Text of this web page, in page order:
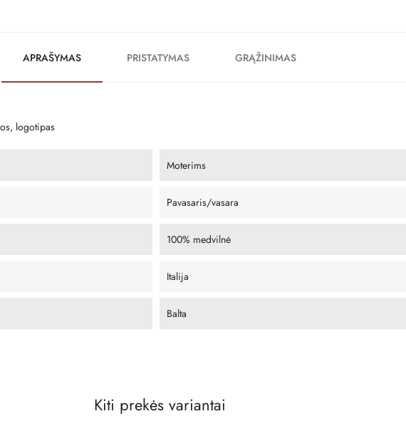
APRAŠYMAS PRISTATYMAS GRĄŽINIMAS
logotipas
Moterims
Pavasaris/vasara
100% medvilnė
Italija
Balta
Kiti prekės variantai